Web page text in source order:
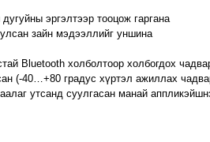
эргэлтээр тооцож гаргана
зайн мэдээллийг уншина
Bluetooth холболтоор холбогдох
(-40…+80 градус хүртэл ажиллах
утсанд суулгасан манай